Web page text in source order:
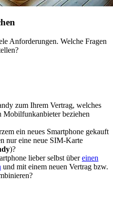
Anforderungen. Welche Fragen
zum Ihrem Vertrag, welches
Mobilfunkanbieter beziehen
ein neues Smartphone gekauft
nur eine neue SIM-Karte
)?
lieber selbst übereinen
und mit einem neuen Vertrag bzw.